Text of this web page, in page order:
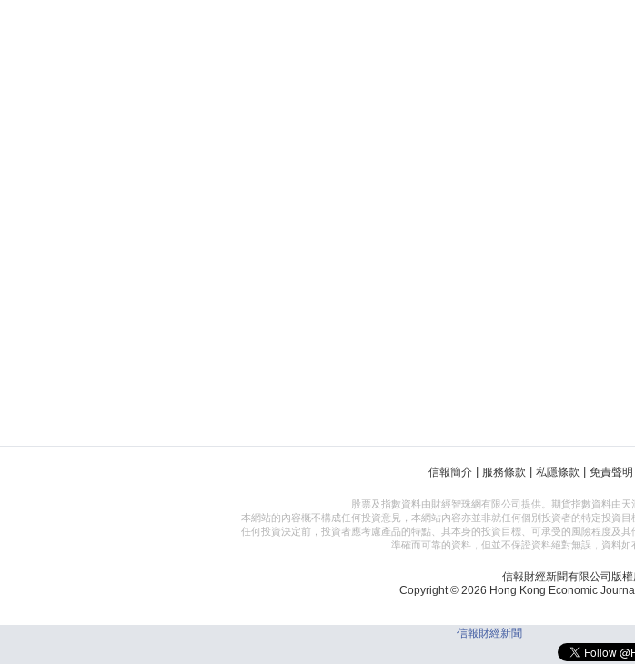
信報簡介 服務條款 私隱條款 免責聲明
股票及指數資料由財經智珠網有限公司提供。期貨指數資料由
本網站的內容概不構成任何投資意見，本網站內容亦並非就任何個別投資者的特定投資
任何投資決定前，投資者應考慮產品的特點、其本身的投資目標、可承受的風險程度及
準確而可靠的資料，但並不保證資料絕對無誤，資料如
信報財經新聞有限公司版權
Copyright © 2026 Hong Kong Economic
信報財經新聞